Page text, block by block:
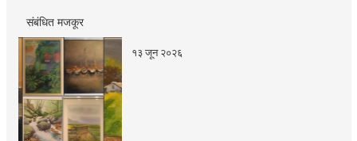
संबंधित मजकूर
१३ जून २०२६